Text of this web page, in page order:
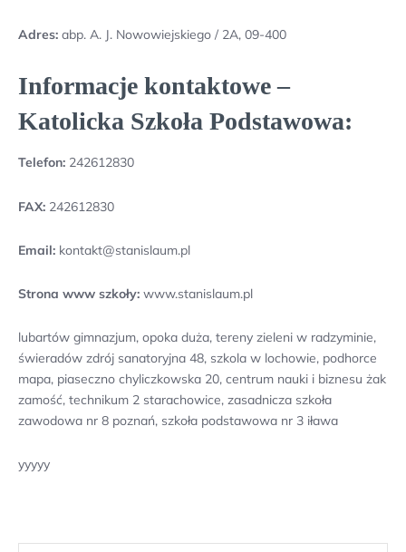
Adres: abp. A. J. Nowowiejskiego / 2A, 09-400
Informacje kontaktowe –
Katolicka Szkoła Podstawowa:
Telefon: 242612830
FAX: 242612830
Email: kontakt@stanislaum.pl
Strona www szkoły: www.stanislaum.pl
lubartów gimnazjum, opoka duża, tereny zieleni w radzyminie,
świeradów zdrój sanatoryjna 48, szkola w lochowie, podhorce
mapa, piaseczno chyliczkowska 20, centrum nauki i biznesu żak
zamość, technikum 2 starachowice, zasadnicza szkoła
zawodowa nr 8 poznań, szkoła podstawowa nr 3 iława
yyyyy